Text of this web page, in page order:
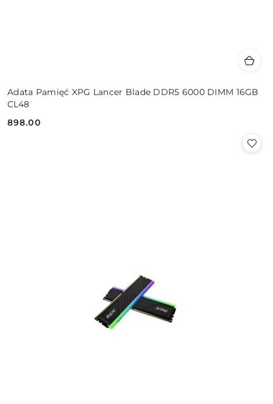
Adata Pamięć XPG Lancer Blade DDR5 6000 DIMM 16GB
CL48
Cena:
898.00